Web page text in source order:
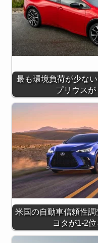
最も環境負荷が少な
プリウス
米国の自動車信頼性調
ヨタが1-2